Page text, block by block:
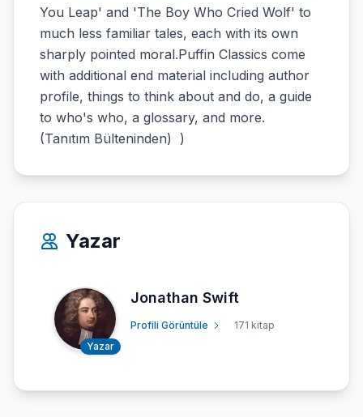
You Leap' and 'The Boy Who Cried Wolf' to
much less familiar tales, each with its own
sharply pointed moral.Puffin Classics come
with additional end material including author
profile, things to think about and do, a guide
to who's who, a glossary, and more.
(Tanıtım Bülteninden) )
Yazar
Yazar
Jonathan Swift
Profili Görüntüle 171 kitap